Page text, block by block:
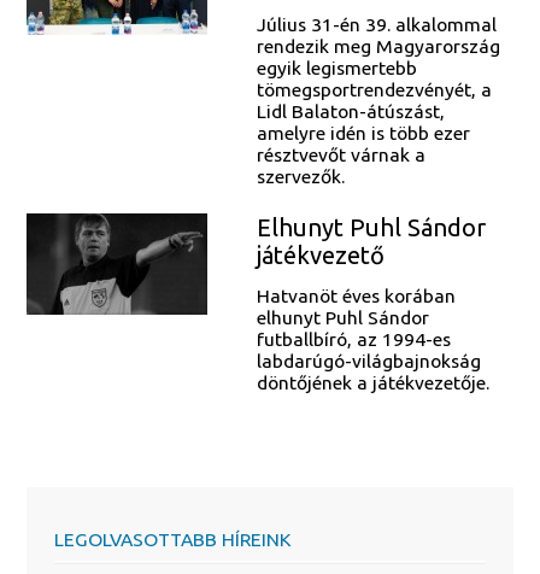
Július 31-én 39. alkalommal
rendezik meg Magyarország
egyik legismertebb
tömegsportrendezvényét, a
Lidl Balaton-átúszást,
amelyre idén is több ezer
résztvevőt várnak a
szervezők.
Elhunyt Puhl Sándor
játékvezető
Hatvanöt éves korában
elhunyt Puhl Sándor
futballbíró, az 1994-es
labdarúgó-világbajnokság
döntőjének a játékvezetője.
LEGOLVASOTTABB HÍREINK